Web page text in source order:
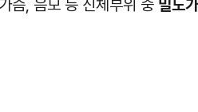
슴, 음모 등 신체부위 중 밀도